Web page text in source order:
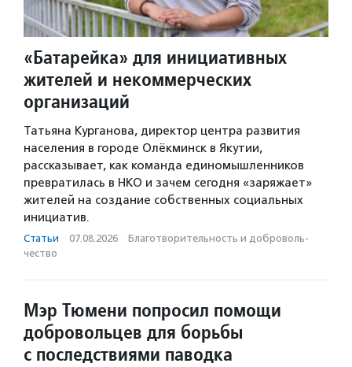
«Батарейка» для инициативных
жителей и некоммерческих
организаций
Татьяна Курганова, директор центра развития
населения в городе Олёкминск в Якутии,
рассказывает, как команда единомышленников
превратилась в НКО и зачем сегодня «заряжает»
жителей на создание собственных социальных
инициатив.
Статьи · 07.08.2026 · Благотвори­тель­ность и доброволь­
чест­во
Мэр Тюмени попросил помощи
добровольцев для борьбы
с последствиями паводка